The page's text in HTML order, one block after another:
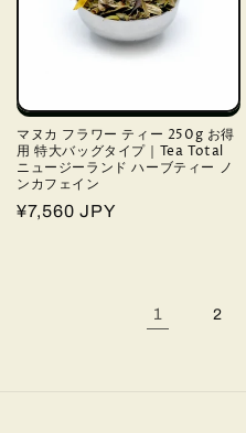
マヌカ フラワー ティー 250g お得
用 特大バッグタイプ｜Tea Total
ニュージーランド ハーブティー ノ
ンカフェイン
通
¥7,560 JPY
1 2